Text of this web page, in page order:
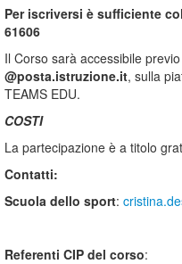
Per iscriversi è sufficiente
61606
Il Corso sarà accessibile
@posta.istruzione.it, sulla
TEAMS EDU.
COSTI
La partecipazione è a titolo
Contatti:
Scuola dello sport:
Referenti CIP del corso: